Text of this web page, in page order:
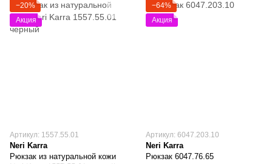
−20%
Акция
Артикул: 1557.55.01
Neri Karra
Рюкзак из натуральной кожи
−64%
Акция
Артикул: 6047.203.10
Neri Karra
Рюкзак 6047.76.65